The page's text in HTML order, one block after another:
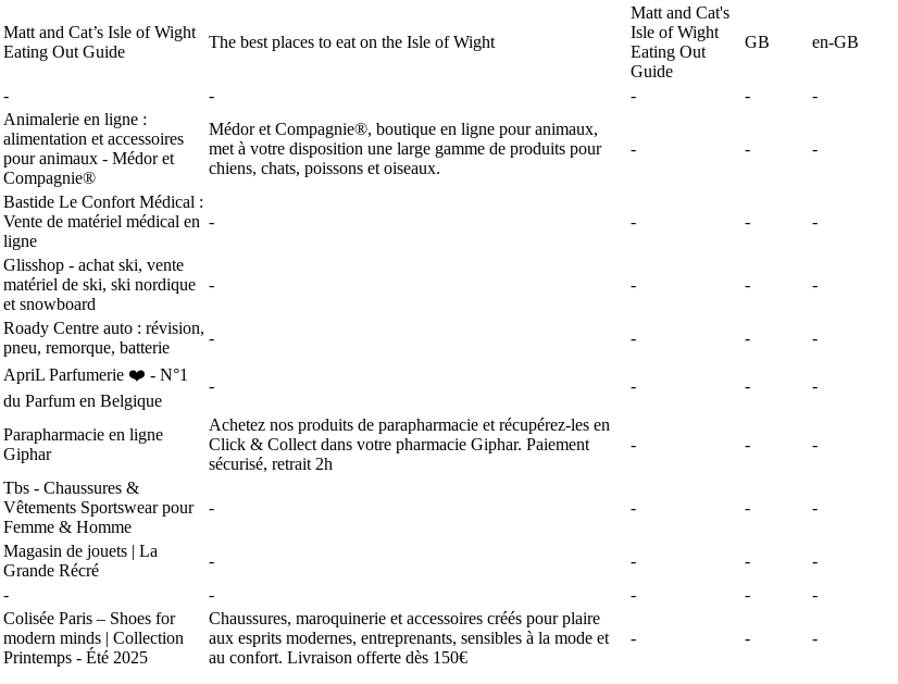
Matt and Cat’s Isle of Wight
Eating Out Guide
The best places to eat on the Isle of Wight
Matt and Cat's
Isle of Wight
Eating Out
Guide
GB en-GB
- - - - -
Animalerie en ligne :
alimentation et accessoires
pour animaux - Médor et
Compagnie®
Médor et Compagnie®, boutique en ligne pour animaux,
met à votre disposition une large gamme de produits pour
chiens, chats, poissons et oiseaux.
- - -
Bastide Le Confort Médical :
Vente de matériel médical en
ligne
- - - -
Glisshop - achat ski, vente
matériel de ski, ski nordique
et snowboard
- - - -
Roady Centre auto : révision,
pneu, remorque, batterie
- - - -
ApriL Parfumerie ❤️ - N°1
du Parfum en Belgique
- - - -
Parapharmacie en ligne
Giphar
Achetez nos produits de parapharmacie et récupérez-les en
Click & Collect dans votre pharmacie Giphar. Paiement
sécurisé, retrait 2h
- - -
Tbs - Chaussures &
Vêtements Sportswear pour
Femme & Homme
- - - -
Magasin de jouets | La
Grande Récré
- - -
-
- - - - -
Colisée Paris – Shoes for
modern minds | Collection
Printemps - Été 2025
Chaussures, maroquinerie et accessoires créés pour plaire
aux esprits modernes, entreprenants, sensibles à la mode et
au confort. Livraison offerte dès 150€
- - -